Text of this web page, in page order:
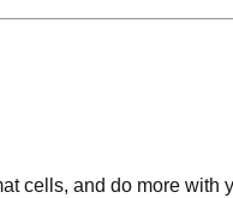
cells, and do more with